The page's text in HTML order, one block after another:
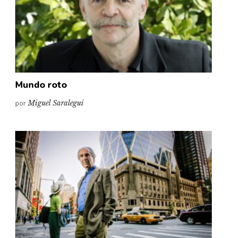
Pensamiento
Pensamiento ilustrado
Personaje
Personajes secundarios
Política
Sociedad
Vidas paralelas
Voces y lecturas
Mundo roto
porMiguel Saralegui